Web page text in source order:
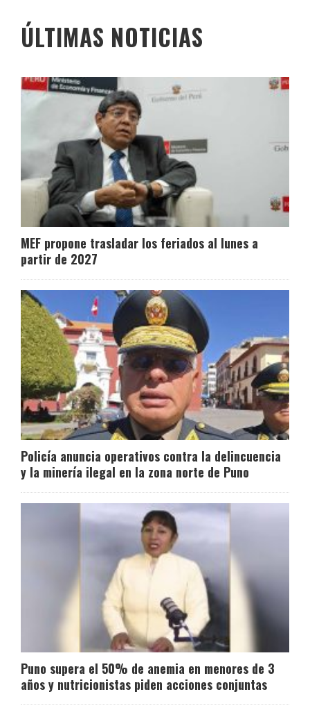
ÚLTIMAS NOTICIAS
MEF propone trasladar los feriados al lunes a
partir de 2027
Policía anuncia operativos contra la delincuencia
y la minería ilegal en la zona norte de Puno
Puno supera el 50% de anemia en menores de 3
años y nutricionistas piden acciones conjuntas